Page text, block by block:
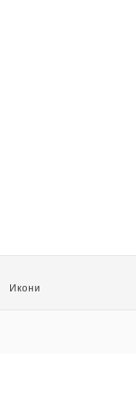
Икони